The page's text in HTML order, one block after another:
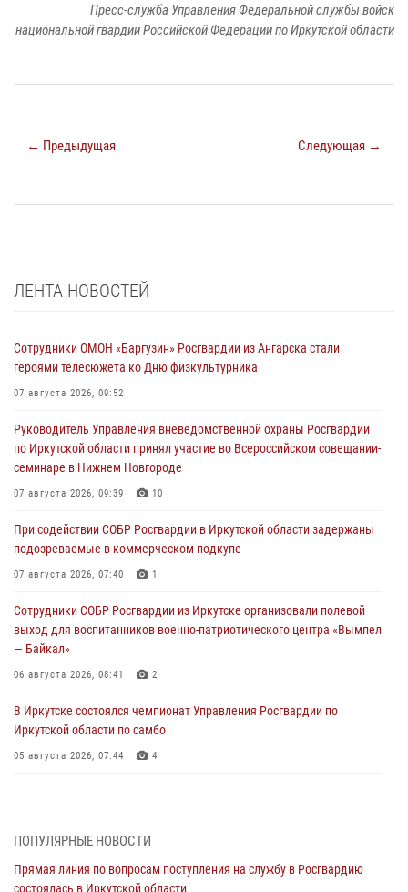
Пресс-служба Управления Федеральной службы войск
национальной гвардии Российской Федерации по Иркутской области
← Предыдущая Следующая →
ЛЕНТА НОВОСТЕЙ
Сотрудники ОМОН «Баргузин» Росгвардии из Ангарска стали
героями телесюжета ко Дню физкультурника
07 августа 2026, 09:52
Руководитель Управления вневедомственной охраны Росгвардии
по Иркутской области принял участие во Всероссийском совещании-
семинаре в Нижнем Новгороде
07 августа 2026, 09:39 10
При содействии СОБР Росгвардии в Иркутской области задержаны
подозреваемые в коммерческом подкупе
07 августа 2026, 07:40 1
Сотрудники СОБР Росгвардии из Иркутске организовали полевой
выход для воспитанников военно-патриотического центра «Вымпел
— Байкал»
06 августа 2026, 08:41 2
В Иркутске состоялся чемпионат Управления Росгвардии по
Иркутской области по самбо
05 августа 2026, 07:44 4
04 августа 2026, 07:14 3
Росгвардейцы потушили загоревшийся автомобиль в Иркутске
ПОПУЛЯРНЫЕ НОВОСТИ
Прямая линия по вопросам поступления на службу в Росгвардию
состоялась в Иркутской области